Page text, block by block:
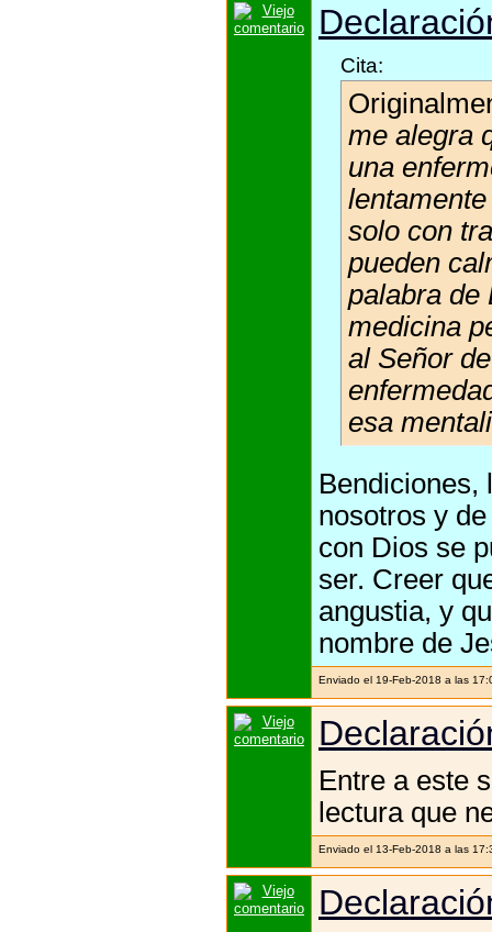
Cita:
me alegra
una
solo con
pueden
palabra de
medicina
al Señor
esa
Bendiciones,
nosotros y
con Dios se
ser. Creer
angustia, y
nombre de
Enviado el 19-Feb-2018 a las
Entre a este
lectura que
Enviado el 13-Feb-2018 a las